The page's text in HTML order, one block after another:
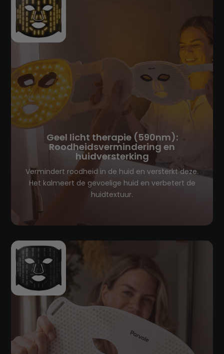
Geel licht therapie (590nm):
Roodheidsvermindering en
huidversterking
Vermindert roodheid in de huid en versterkt deze.
Het kalmeert de gevoelige huid en verbetert de
huidtextuur.